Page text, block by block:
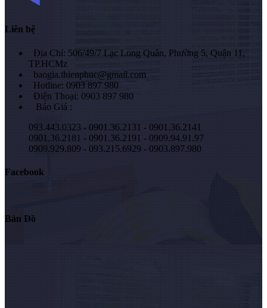
Liên hệ
Địa Chỉ: 506/49/7 Lạc Long Quân, Phường 5, Quận 11,
TP.HCMz
baogia.thienphuc@gmail.com
Hotline: 0903 897 980
Điện Thoại: 0903 897 980
Báo Giá :
093.443.0323 - 0901.36.2131 - 0901.36.2141
0901.36.2181 - 0901.36.2191 - 0909.94.91.97
0909.929.809 - 093.215.6929 - 0903.897.980
Facebook
Bản Đồ